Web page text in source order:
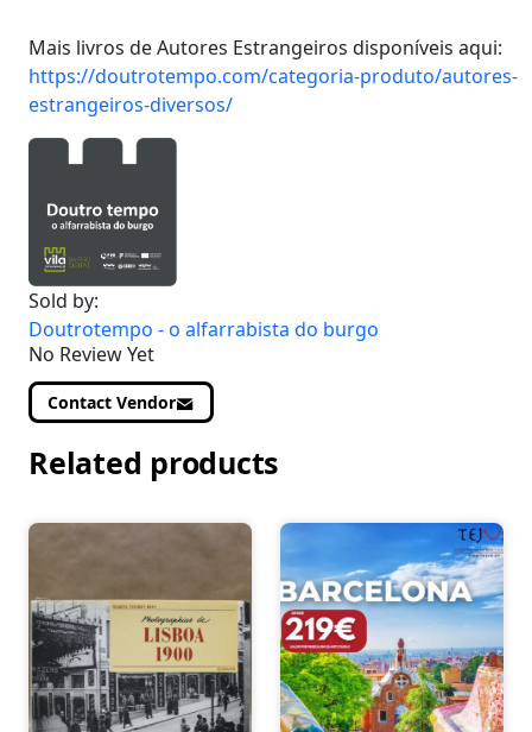
Mais livros de Autores Estrangeiros disponíveis aqui:
https://doutrotempo.com/categoria-produto/autores-
estrangeiros-diversos/
Sold by:
Doutrotempo - o alfarrabista do burgo
No Review Yet
Contact Vendor
Related products